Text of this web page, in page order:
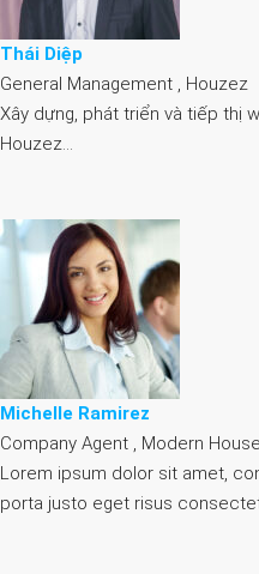
Thái Diệp
General Management , Houzez
Xây dựng, phát triển và tiếp thị
Houzez…
Michelle Ramirez
Company Agent , Modern
Lorem ipsum dolor sit amet,
porta justo eget risus